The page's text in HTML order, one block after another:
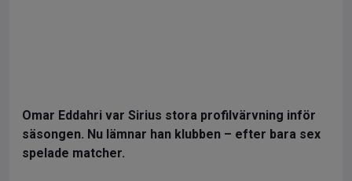
Omar Eddahri var Sirius stora profilvärvning inför
säsongen. Nu lämnar han klubben – efter bara sex
spelade matcher.